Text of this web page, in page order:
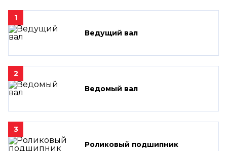
1
Ведущий вал
2
Ведомый вал
3
Роликовый подшипник